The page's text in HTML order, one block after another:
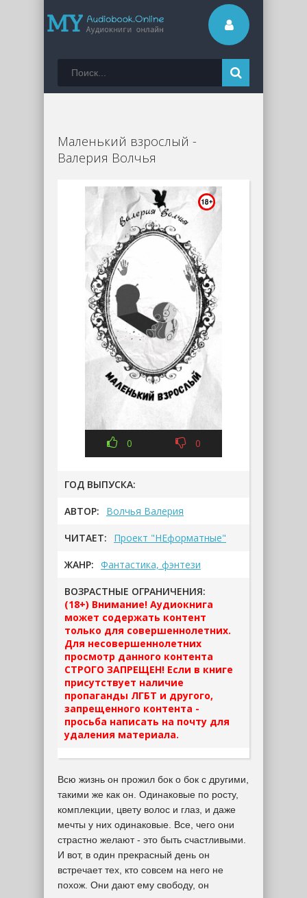
Маленький взрослый -
Валерия Волчья
0 0
ГОД ВЫПУСКА:
АВТОР: Волчья Валерия
ЧИТАЕТ: Проект "НЕформатные"
ЖАНР: Фантастика, фэнтези
ВОЗРАСТНЫЕ ОГРАНИЧЕНИЯ:
(18+) Внимание! Аудиокнига
может содержать контент
только для совершеннолетних.
Для несовершеннолетних
просмотр данного контента
СТРОГО ЗАПРЕЩЕН! Если в книге
присутствует наличие
пропаганды ЛГБТ и другого,
запрещенного контента -
просьба написать на почту для
удаления материала.
Всю жизнь он прожил бок о бок с другими,
такими же как он. Одинаковые по росту,
комплекции, цвету волос и глаз, и даже
мечты у них одинаковые. Все, чего они
страстно желают - это быть счастливыми.
И вот, в один прекрасный день он
встречает тех, кто совсем на него не
похож. Они дают ему свободу, он